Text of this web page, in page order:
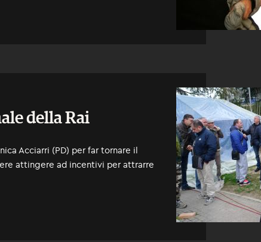
della Rai
Acciarri (PD) per far tornare il
attingere ad incentivi per attrarre